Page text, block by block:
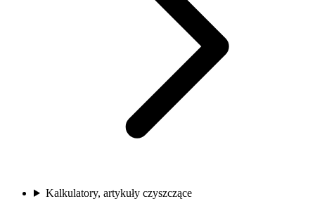
Kalkulatory, artykuły czyszczące